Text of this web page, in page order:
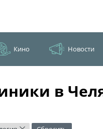
Кино Новости
в